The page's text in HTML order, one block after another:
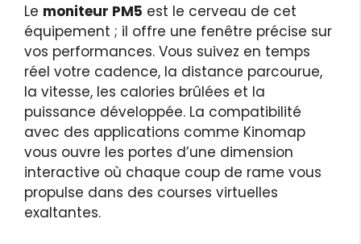
Le moniteur PM5 est le cerveau de cet
équipement ; il offre une fenêtre précise sur
vos performances. Vous suivez en temps
réel votre cadence, la distance parcourue,
la vitesse, les calories brûlées et la
puissance développée. La compatibilité
avec des applications comme Kinomap
vous ouvre les portes d’une dimension
interactive où chaque coup de rame vous
propulse dans des courses virtuelles
exaltantes.